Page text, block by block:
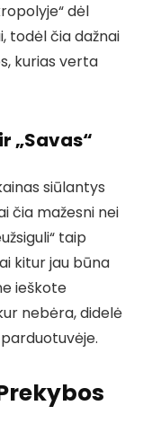
dėl
todėl čia dažnai
kurias verta
„Savas“
siūlantys
čia mažesni nei
taip
kitur jau būna
ieškote
nebėra, didelė